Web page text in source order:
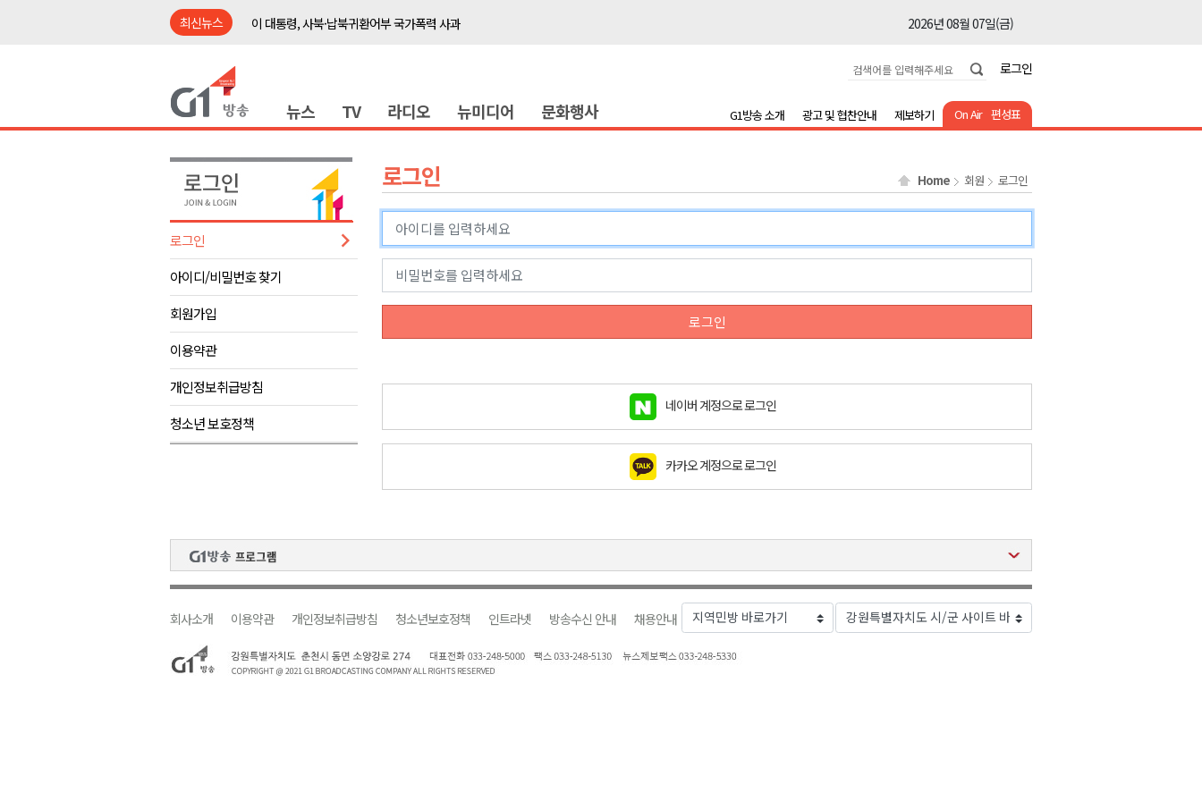
최신뉴스
이 대통령, 사북·납북귀환어부 국가폭력 사과
2026년 08월 07일(금)
2026년 08월 07일(금)
이광재 국회 예결위원장, 강릉시 초청 특별 강연
2026년 08월 07일(금)
육동한 시장, 국제스케이트장 춘천 유치 건의
영월군, 국·도비 확보 보고회 개최
2026년 08월 07일(금)
삼척 공공산후조리원 이전 시급
강원자치도교육청 교감급 이상 387명 인사
2026년 08월 07일(금)
도-시군 첫 간담회..우상호 "하나된 공동체"
이 대통령, 사북·납북귀환어부 국가폭력 사과
2026년 08월 07일(금)
여름축제 더위와 전쟁..물놀이 접목
2026년 08월 07일(금)
강원도, 최휘영 문체부장관과 정책간담회
이광재 국회 예결위원장, 강릉시 초청 특별 강연
검찰청 폐지..해결 과제 산적
강원자치도교육청 교감급 이상 387명 인사
2026년 08월 07일(금)
로그인
뉴스 TV 라디오 뉴미디어 문화행사 On Air 편성표
G1방송 소개 광고 및 협찬안내 제보하기
로그인
아이디/비밀번호 찾기
회원가입
이용약관
개인정보취급방침
청소년 보호정책
로그인 Home 회원 로그인
로그인
네이버 계정으로 로그인
카카오 계정으로 로그인
회사소개 이용약관 개인정보취급방침 청소년보호정책 인트라넷 방송수신 안내 채용안내